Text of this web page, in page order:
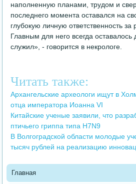
наполненную планами, трудом и
последнего момента оставался на
глубокую личную ответственность
Главным для него всегда оставалось
служил», - говорится в некрологе.
Читать также:
Архангельские археологи ищут в
отца императора Иоанна VI
Китайские ученые заявили, что
птичьего гриппа типа H7N9
В Волгоградской области молодые
тысяч рублей на реализацию
Главная